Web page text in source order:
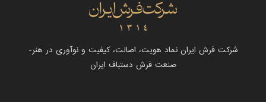
شرکت فرش ایران نماد هویت، اصالت، کیفیت و نوآوری در هنر-
صنعت فرش دستباف ایران